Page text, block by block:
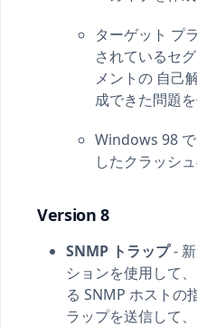
ターゲット プ
されているセ
メントの 自己
成できた問題
Windows 98
したクラッシ
Version 8
SNMP トラップ-
ションを使用して
る SNMP ホストの
ラップを送信して